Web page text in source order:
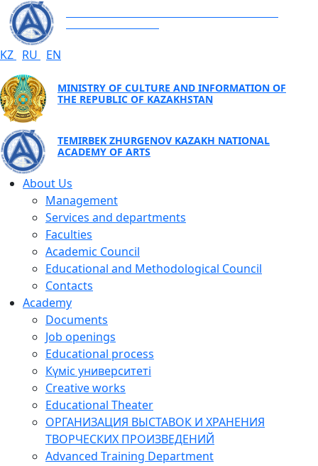
KZ RU EN
MINISTRY OF CULTURE AND INFORMATION OF
THE REPUBLIC OF KAZAKHSTAN
TEMIRBEK ZHURGENOV KAZAKH NATIONAL
ACADEMY OF ARTS
About Us
Management
Services and departments
Faculties
Academic Council
Educational and Methodological Council
Contacts
Academy
Documents
Job openings
Educational process
Күміс университеті
Creative works
Educational Theater
ОРГАНИЗАЦИЯ ВЫСТАВОК И ХРАНЕНИЯ
ТВОРЧЕСКИХ ПРОИЗВЕДЕНИЙ
Advanced Training Department